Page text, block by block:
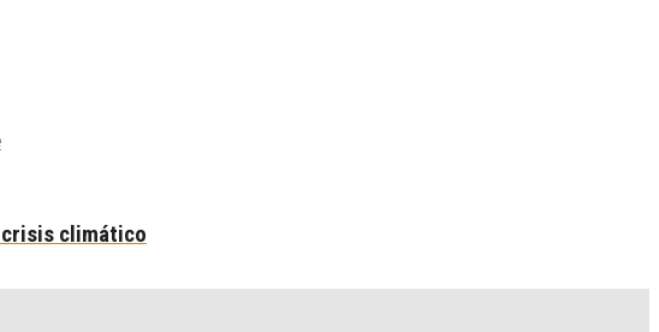
crisis climático